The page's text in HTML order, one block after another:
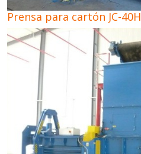
Prensa para cartón JC-40H